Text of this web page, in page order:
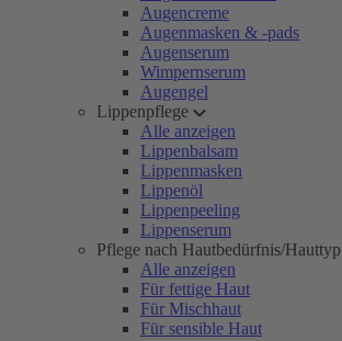
Augencreme
Augenmasken & -pads
Augenserum
Wimpernserum
Augengel
Lippenpflege
Alle anzeigen
Lippenbalsam
Lippenmasken
Lippenöl
Lippenpeeling
Lippenserum
Pflege nach Hautbedürfnis/Hauttyp
Alle anzeigen
Für fettige Haut
Für Mischhaut
Für sensible Haut